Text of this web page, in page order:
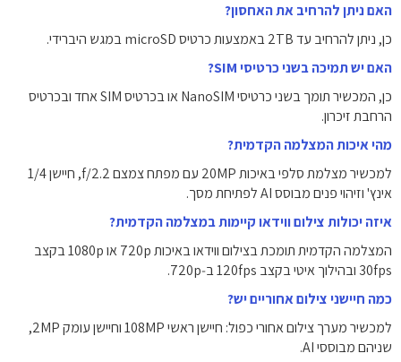
האם ניתן להרחיב את האחסון?
כן, ניתן להרחיב עד ‎2TB‎ באמצעות כרטיס microSD במגש היברידי.
האם יש תמיכה בשני כרטיסי SIM?
כן, המכשיר תומך בשני כרטיסי NanoSIM או בכרטיס SIM אחד ובכרטיס
הרחבת זיכרון.
מהי איכות המצלמה הקדמית?
למכשיר מצלמת סלפי באיכות ‎20MP‎ עם מפתח צמצם f/2.2, חיישן ‎1/4‎
אינץ' וזיהוי פנים מבוסס AI לפתיחת מסך.
איזה יכולות צילום ווידאו קיימות במצלמה הקדמית?
המצלמה הקדמית תומכת בצילום ווידאו באיכות ‎720p‎ או ‎1080p‎ בקצב
‎30fps‎ ובהילוך איטי בקצב ‎120fps‎ ב‑‎720p‎.
כמה חיישני צילום אחוריים יש?
למכשיר מערך צילום אחורי כפול: חיישן ראשי ‎108MP‎ וחיישן עומק ‎2MP‎,
שניהם מבוססי AI.